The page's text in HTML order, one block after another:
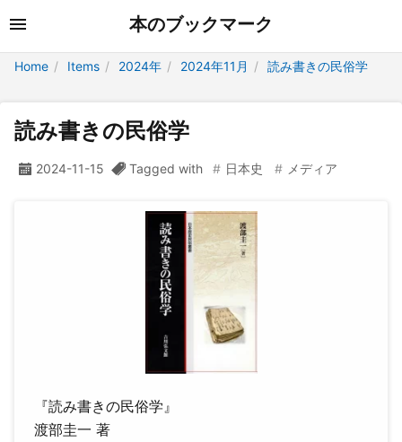
本のブックマーク
Home Items 2024年 2024年11月 読み書きの民俗学
読み書きの民俗学
2024-11-15 Tagged with 日本史 メディア
『読み書きの民俗学』
渡部圭一 著